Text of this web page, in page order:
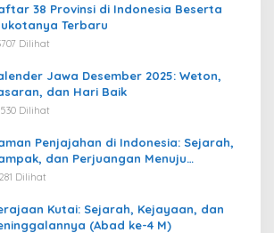
38 Provinsi di Indonesia Beserta
Terbaru
Dilihat
Jawa Desember 2025: Weton,
dan Hari Baik
Dilihat
Penjajahan di Indonesia: Sejarah,
dan Perjuangan Menuju
Dilihat
Kutai: Sejarah, Kejayaan, dan
(Abad ke-4 M)